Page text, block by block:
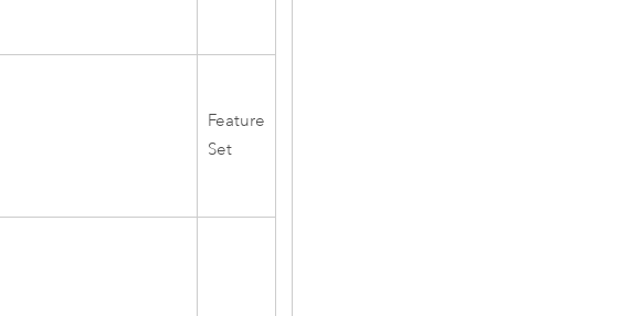
Feature
Set